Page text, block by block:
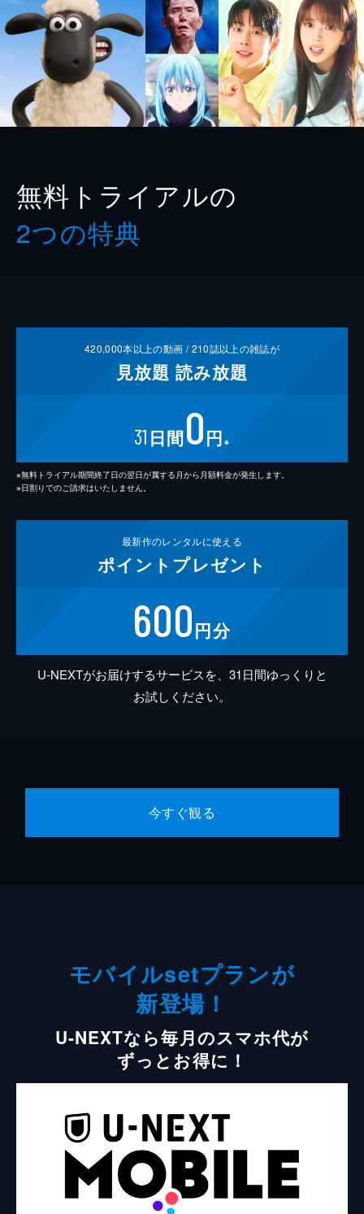
無料トライアルの
2つの特典
420,000本以上の動画 /210誌以上の雑誌が
見放題 読み放題
31 日間0円 ※
※無料トライアル期間終了日の翌日が属する月から月額料金が発生します。
※日割りでのご請求はいたしません。
最新作のレンタルに使える
ポイント プレゼント
600円分
U-NEXTがお届けするサービスを、31日間ゆっくりと
お試しください。
今すぐ観る
モバイルsetプランが
新登場！
U-NEXTなら毎月のスマホ代が
ずっとお得に！